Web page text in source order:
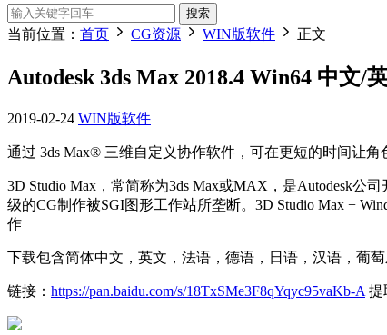
搜索
当前位置： 首页 CG资源 WIN版软件 正文
Autodesk 3ds Max 2018.4 Win64 中文/
2019-02-24 WIN版软件
通过 3ds Max® 三维自定义协作软件，可在更短的时间让
3D Studio Max，常简称为3ds Max或MAX，是Autodesk公
级的CG制作被SGI图形工作站所垄断。3D Studio Max +
作
下载包含简体中文，英文，法语，德语，日语，汉语，葡
链接： https://pan.baidu.com/s/18TxSMe3F8qYqyc95vaKb-A 提